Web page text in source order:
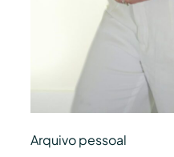
Arquivo pessoal